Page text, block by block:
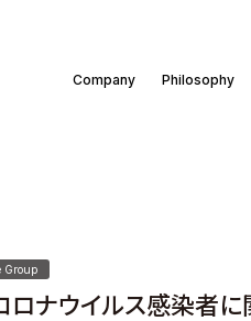
Company Philosophy
Group
ロナウイルス感染者に